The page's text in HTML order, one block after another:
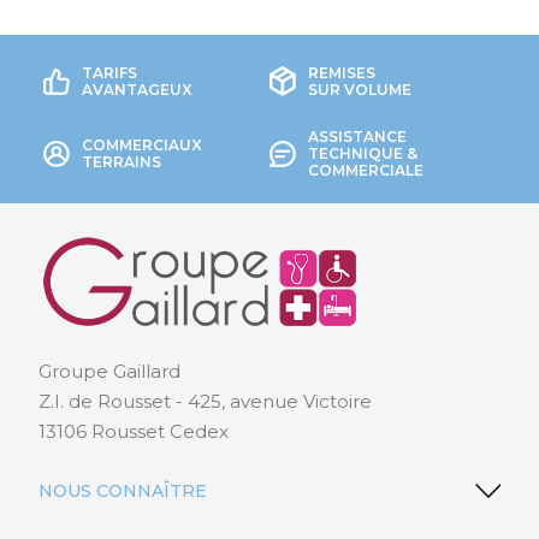
TARIFS
AVANTAGEUX
REMISES
SUR VOLUME
COMMERCIAUX
TERRAINS
ASSISTANCE
TECHNIQUE &
COMMERCIALE
Groupe Gaillard
Z.I. de Rousset - 425, avenue Victoire
13106 Rousset Cedex
NOUS CONNAÎTRE